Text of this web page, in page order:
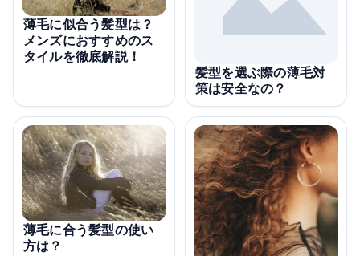
薄毛に似合う髪型は？
メンズにおすすめのス
タイルを徹底解説！
髪型を選ぶ際の薄毛対
策は安全なの？
薄毛に合う髪型の使い
方は？